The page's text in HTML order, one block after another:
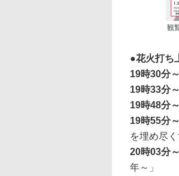
観
花火打ち
19時30分
19時33分
19時48分
19時55分
を埋め尽く
20時03分
年～」